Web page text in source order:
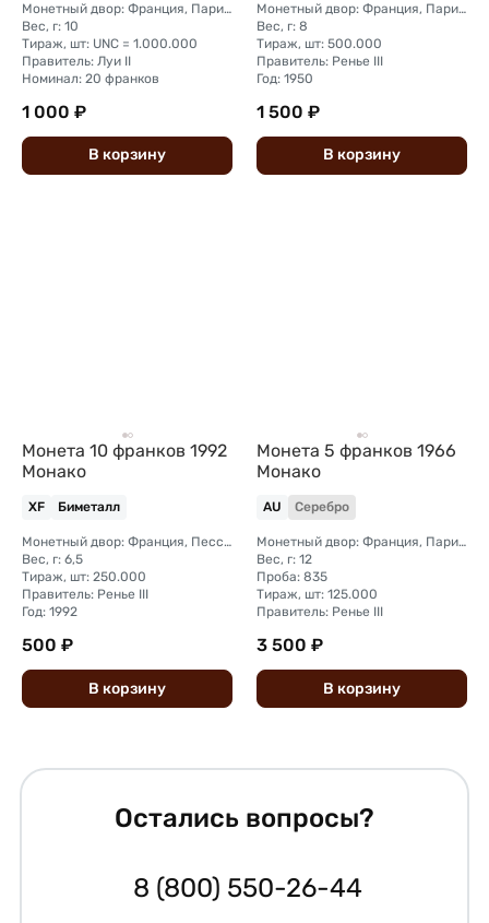
Монетный двор: Франция, Париж
Вес, г: 10
Тираж, шт: UNC = 1.000.000
Правитель: Луи II
Номинал: 20 франков
1 000 ₽
В корзину
Монетный двор: Франция, Париж
Вес, г: 8
Тираж, шт: 500.000
Правитель: Ренье III
Год: 1950
1 500 ₽
В корзину
Монета 10 франков 1992
Монако
XF Биметалл
Монетный двор: Франция, Пессак
Вес, г: 6,5
Тираж, шт: 250.000
Правитель: Ренье III
Год: 1992
500 ₽
В корзину
Монета 5 франков 1966
Монако
AU Серебро
Монетный двор: Франция, Париж
Вес, г: 12
Проба: 835
Тираж, шт: 125.000
Правитель: Ренье III
3 500 ₽
В корзину
Остались вопросы?
8 (800) 550-26-44